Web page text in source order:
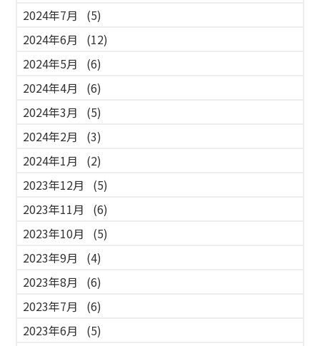
2024年7月
(5)
2024年6月
(12)
2024年5月
(6)
2024年4月
(6)
2024年3月
(5)
2024年2月
(3)
2024年1月
(2)
2023年12月
(5)
2023年11月
(6)
2023年10月
(5)
2023年9月
(4)
2023年8月
(6)
2023年7月
(6)
2023年6月
(5)